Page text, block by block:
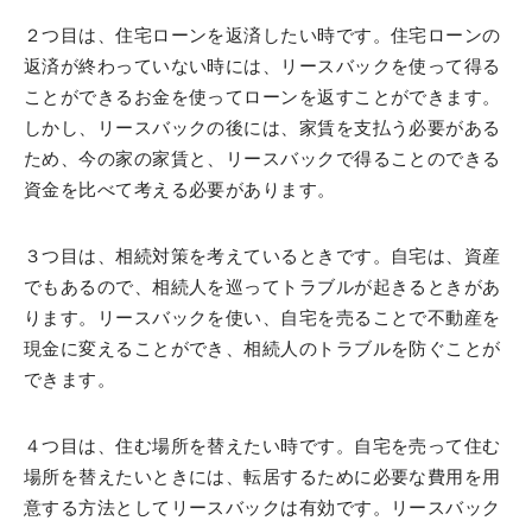
２つ目は、住宅ローンを返済したい時です。住宅ローンの
返済が終わっていない時には、リースバックを使って得る
ことができるお金を使ってローンを返すことができます。
しかし、リースバックの後には、家賃を支払う必要がある
ため、今の家の家賃と、リースバックで得ることのできる
資金を比べて考える必要があります。
３つ目は、相続対策を考えているときです。自宅は、資産
でもあるので、相続人を巡ってトラブルが起きるときがあ
ります。リースバックを使い、自宅を売ることで不動産を
現金に変えることができ、相続人のトラブルを防ぐことが
できます。
４つ目は、住む場所を替えたい時です。自宅を売って住む
場所を替えたいときには、転居するために必要な費用を用
意する方法としてリースバックは有効です。リースバック